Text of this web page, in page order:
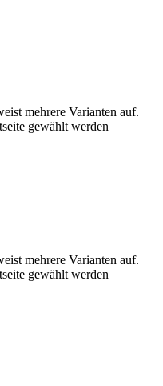
mehrere Varianten auf.
gewählt werden
mehrere Varianten auf.
gewählt werden